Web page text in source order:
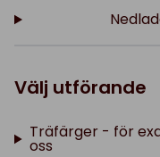
Välj utförande
Träfärger - för
oss